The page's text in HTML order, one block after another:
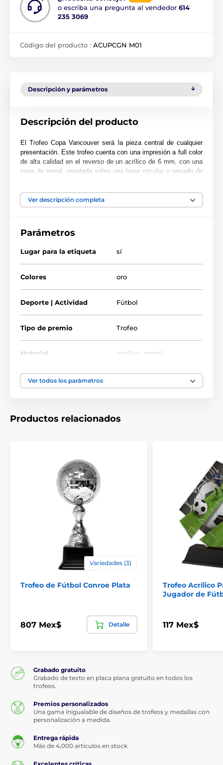
o escriba una pregunta al vendedor 614
235 3069
Código del producto : ACUPCGN M01
Descripción y parámetros
Descripción del producto
El Trofeo Copa Vancouver será la pieza central de cualquier
presentación. Este trofeo cuenta con una impresión a full color
de alta calidad en el reverso de un acrílico de 6 mm, con una
copa de metal, montada sobre una base circular y pesada de
El trofeo está disponible en tres excelentes tamaños. Además,
el premio incluye una placa adhesiva grabada GRATIS con el
Trofeos de fútbol
Copas trofeo de fútbol Trofeos de soccer
Ver descripción completa
Parámetros
Lugar para la etiqueta sí
Colores oro
Deporte | Actividad Fútbol
Tipo de premio Trofeo
Material acrílico metal
Ver todos los parámetros
Productos relacionados
Variedades (3)
Trofeo de Fútbol Conroe Plata
807 Mex$ Detalle
Trofeo Acrílico
Jugador de
117 Mex$
Grabado gratuito
Grabado de texto en placa plana gratuito en todos los
trofeos.
Premios personalizados
Una gama inigualable de diseños de trofeos y medallas con
personalización a medida.
Entrega rápida
Más de 4,000 artículos en stock